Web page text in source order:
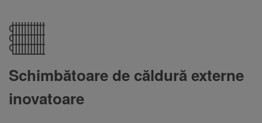
Schimbătoare de căldură externe
inovatoare